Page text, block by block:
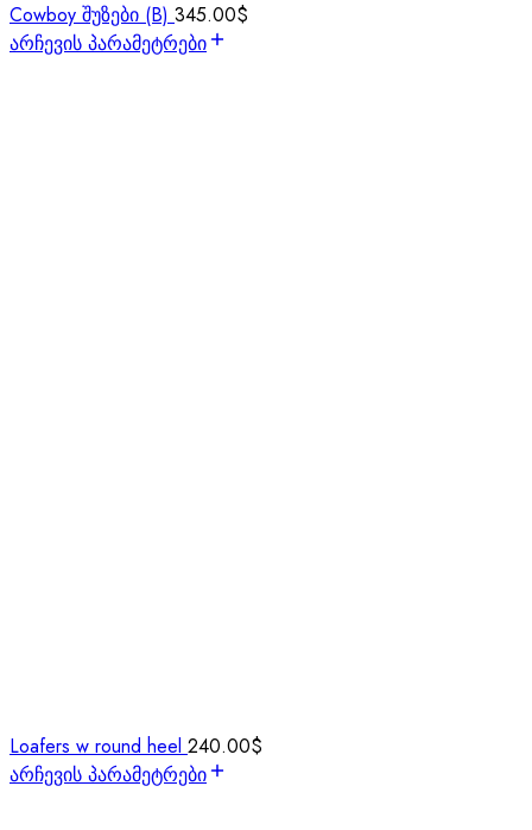
Cowboy შუზები (B) 345.00$
არჩევის პარამეტრები
Loafers w round heel 240.00$
არჩევის პარამეტრები